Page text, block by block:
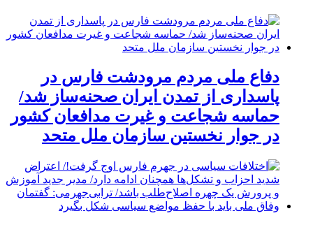
دفاع ملی مردم مرودشت فارس در
پاسداری از تمدن ایران صحنه‌ساز شد/
حماسه شجاعت و غیرت مدافعان کشور
در جوار نخستین سازمان ملل متحد